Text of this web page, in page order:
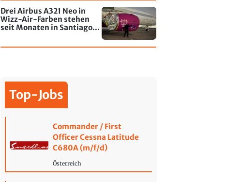
Drei Airbus A321 Neo in
Wizz-Air-Farben stehen
seit Monaten in Santiago
Top-Jobs
Commander / First
Officer Cessna Latitude
C680A (m/f/d)
Österreich